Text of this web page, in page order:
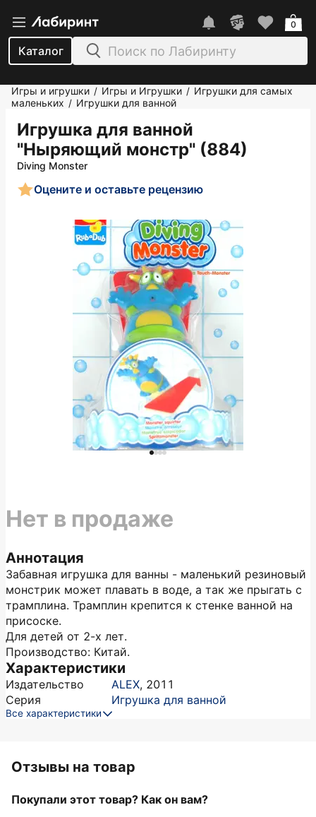
Каталог
0
Игры и игрушки / Игры и Игрушки / Игрушки для самых
маленьких / Игрушки для ванной
Игрушка для ванной
"Ныряющий монстр" (884)
Diving Monster
Оцените и оставьте рецензию
Аннотация
Забавная игрушка для ванны - маленький резиновый
монстрик может плавать в воде, а так же прыгать с
трамплина. Трамплин крепится к стенке ванной на
присоске.
Для детей от 2-х лет.
Производство: Китай.
Характеристики
Издательство ALEX, 2011
Серия
Игрушка для ванной
Все характеристики
Нет в продаже
Отзывы на товар
Покупали этот товар? Как он вам?